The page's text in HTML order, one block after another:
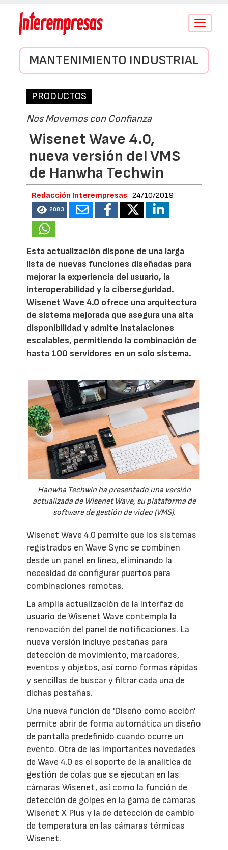
Conmutar
MANTENIMIENTO INDUSTRIAL
PRODUCTOS
Nos Movemos con Confianza
Wisenet Wave 4.0,
nueva versión del VMS
de Hanwha Techwin
Redacción Interempresas 24/10/2019
2083
Esta actualización dispone de una larga
lista de nuevas funciones diseñadas para
mejorar la experiencia del usuario, la
interoperabilidad y la ciberseguridad.
Wisenet Wave 4.0 ofrece una arquitectura
de sistema mejorada que asegura una alta
disponibilidad y admite instalaciones
escalables, permitiendo la combinación de
hasta 100 servidores en un solo sistema.
Hanwha Techwin ha presentado una versión
actualizada de Wisenet Wave, su plataforma de
software de gestión de vídeo (VMS).
Wisenet Wave 4.0 permite que los sistemas
registrados en Wave Sync se combinen
desde un panel en línea, eliminando la
necesidad de configurar puertos para
combinaciones remotas.
La amplia actualización de la interfaz de
usuario de Wisenet Wave contempla la
renovación del panel de notificaciones. La
nueva versión incluye pestañas para
detección de movimiento, marcadores,
eventos y objetos, así como formas rápidas
y sencillas de buscar y filtrar cada una de
dichas pestañas.
Una nueva función de 'Diseño como acción'
permite abrir de forma automática un diseño
de pantalla predefinido cuando ocurre un
evento. Otra de las importantes novedades
de Wave 4.0 es el soporte de la analítica de
gestión de colas que se ejecutan en las
cámaras Wisenet, así como la función de
detección de golpes en la gama de cámaras
Wisenet X Plus y la de detección de cambio
de temperatura en las cámaras térmicas
Wisenet.